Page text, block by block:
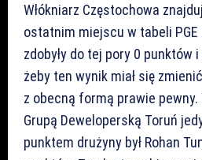
Włókniarz Częstochowa
ostatnim miejscu w tabeli PGE
zdobyły do tej pory 0 punktów
żeby ten wynik miał się
z obecną formą prawie pewny.
Grupą Deweloperską Toruń
punktem drużyny był Rohan